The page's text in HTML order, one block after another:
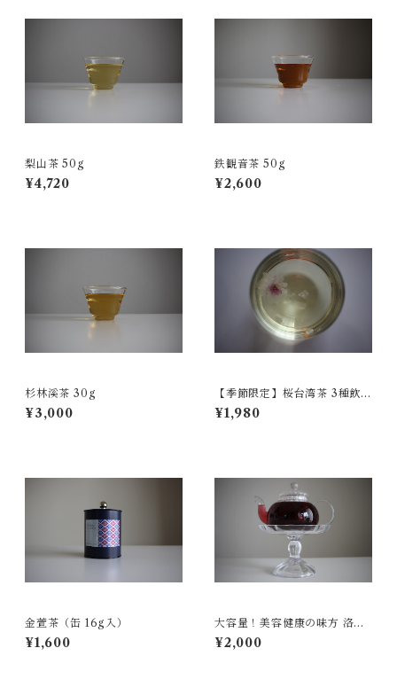
梨山茶 50g
¥4,720
鉄観音茶 50g
¥2,600
杉林溪茶 30g
¥3,000
【季節限定】桜台湾茶 3種飲み
比べ
¥1,980
金萱茶（缶 16g入）
¥1,600
大容量！美容健康の味方 洛神
茶 150g
¥2,000